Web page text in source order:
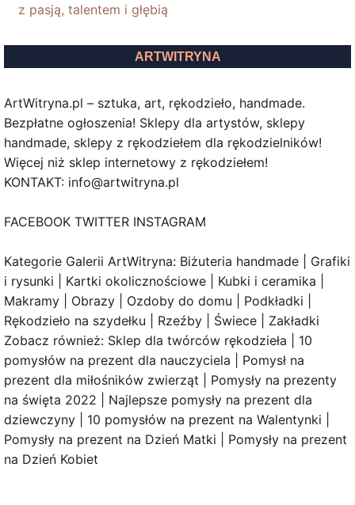
z pasją, talentem i głębią
ARTWITRYNA
ArtWitryna.pl – sztuka, art, rękodzieło, handmade.
Bezpłatne ogłoszenia! Sklepy dla artystów, sklepy
handmade, sklepy z rękodziełem dla rękodzielników!
Więcej niż sklep internetowy z rękodziełem!
KONTAKT: info@artwitryna.pl
FACEBOOK TWITTER INSTAGRAM
Kategorie Galerii ArtWitryna: Biżuteria handmade | Grafiki
i rysunki | Kartki okolicznościowe | Kubki i ceramika |
Makramy | Obrazy | Ozdoby do domu | Podkładki |
Rękodzieło na szydełku | Rzeźby | Świece | Zakładki
Zobacz również: Sklep dla twórców rękodzieła | 10
pomysłów na prezent dla nauczyciela | Pomysł na
prezent dla miłośników zwierząt | Pomysły na prezenty
na święta 2022 | Najlepsze pomysły na prezent dla
dziewczyny | 10 pomysłów na prezent na Walentynki |
Pomysły na prezent na Dzień Matki | Pomysły na prezent
na Dzień Kobiet